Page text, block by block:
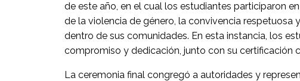
de este año, en el cual los estudiantes participaron
de la violencia de género, la convivencia
dentro de sus comunidades. En esta instancia, los
compromiso y dedicación, junto con su certificación
La ceremonia final congregó a autoridades y